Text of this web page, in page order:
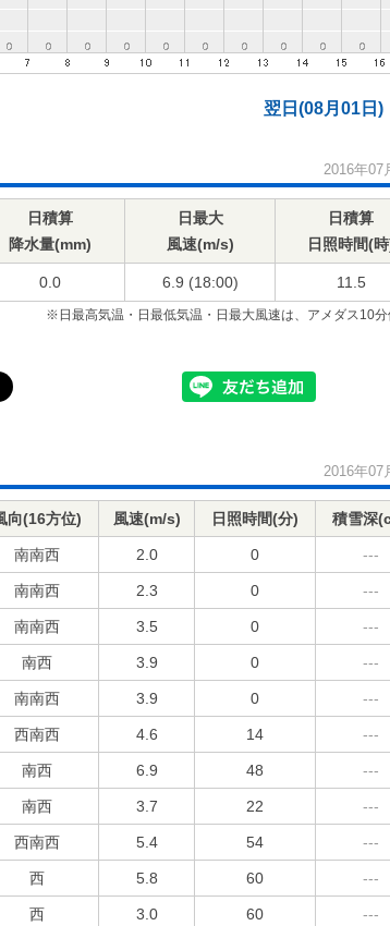
翌日(08月01日)
2016年07
日積算
降水量(mm)
日最大
風速(m/s)
日積算
日照時間(
0.0 6.9 (18:00) 11.5
※日最高気温・日最低気温・日最大風速は、アメダス10
2016年07
向(16方位) 風速(m/s) 日照時間(分) 積雪深
南南西 2.0 0 ---
南南西 2.3 0 ---
南南西 3.5 0 ---
南西 3.9 0 ---
南南西 3.9 0 ---
西南西 4.6 14 ---
南西 6.9 48 ---
南西 3.7 22 ---
西南西 5.4 54 ---
西 5.8 60 ---
西 3.0 60 ---